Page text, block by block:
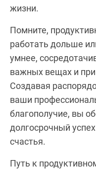
жизни.
Помните,
работать дольше
умнее,
важных вещах и при
Создавая
ваши
благополучие, вы
долгосрочный
счастья.
Путь к